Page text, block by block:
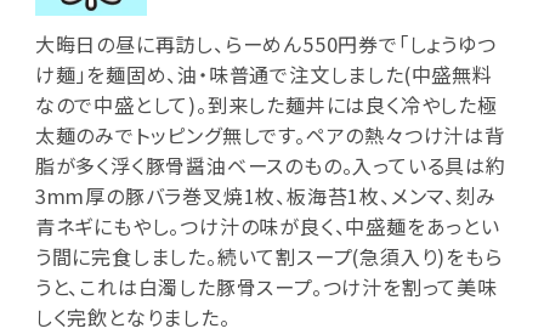
大晦日の昼に再訪し、らーめん550円券で「しょうゆつ
け麺」を麺固め、油・味普通で注文しました(中盛無料
なので中盛として)。到来した麺丼には良く冷やした極
太麺のみでトッピング無しです。ペアの熱々つけ汁は背
脂が多く浮く豚骨醤油ベースのもの。入っている具は約
3mm厚の豚バラ巻叉焼1枚、板海苔1枚、メンマ、刻み
青ネギにもやし。つけ汁の味が良く、中盛麺をあっとい
う間に完食しました。続いて割スープ(急須入り)をもら
うと、これは白濁した豚骨スープ。つけ汁を割って美味
しく完飲となりました。